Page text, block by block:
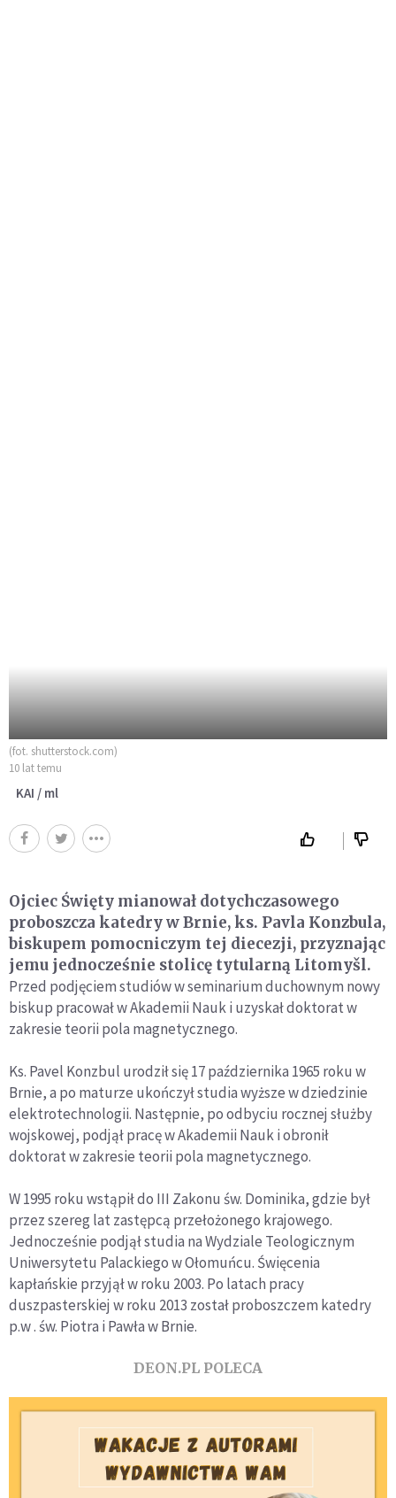
(fot. shutterstock.com)
10 lat temu
KAI / ml
Ojciec Święty mianował dotychczasowego
proboszcza katedry w Brnie, ks. Pavla Konzbula,
biskupem pomocniczym tej diecezji, przyznając
jemu jednocześnie stolicę tytularną Litomyšl.
Przed podjęciem studiów w seminarium duchownym nowy
biskup pracował w Akademii Nauk i uzyskał doktorat w
zakresie teorii pola magnetycznego.
Ks. Pavel Konzbul urodził się 17 października 1965 roku w
Brnie, a po maturze ukończył studia wyższe w dziedzinie
elektrotechnologii. Następnie, po odbyciu rocznej służby
wojskowej, podjął pracę w Akademii Nauk i obronił
doktorat w zakresie teorii pola magnetycznego.
W 1995 roku wstąpił do III Zakonu św. Dominika, gdzie był
przez szereg lat zastępcą przełożonego krajowego.
Jednocześnie podjął studia na Wydziale Teologicznym
Uniwersytetu Palackiego w Ołomuńcu. Święcenia
kapłańskie przyjął w roku 2003. Po latach pracy
duszpasterskiej w roku 2013 został proboszczem katedry
p.w . św. Piotra i Pawła w Brnie.
DEON.PL POLECA